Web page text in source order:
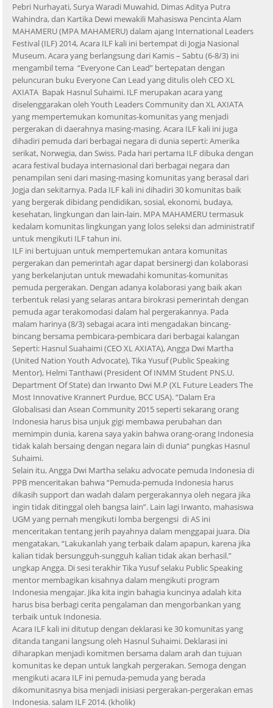
Pebri Nurhayati, Surya Waradi Muwahid, Dimas Aditya Putra
Wahindra, dan Kartika Dewi mewakili Mahasiswa Pencinta Alam
MAHAMERU (MPA MAHAMERU) dalam ajang International Leaders
Festival (ILF) 2014, Acara ILF kali ini bertempat di Jogja Nasional
Museum. Acara yang berlangsung dari Kamis – Sabtu (6-8/3) ini
mengambil tema “Everyone Can Lead” bertepatan dengan
peluncuran buku Everyone Can Lead yang ditulis oleh CEO XL
AXIATA Bapak Hasnul Suhaimi. ILF merupakan acara yang
diselenggarakan oleh Youth Leaders Community dan XL AXIATA
yang mempertemukan komunitas-komunitas yang menjadi
pergerakan di daerahnya masing-masing. Acara ILF kali ini juga
dihadiri pemuda dari berbagai negara di dunia seperti: Amerika
serikat, Norwegia, dan Swiss. Pada hari pertama ILF dibuka dengan
acara festival budaya internasional dari berbagai negara dan
penampilan seni dari masing-masing komunitas yang berasal dari
Jogja dan sekitarnya. Pada ILF kali ini dihadiri 30 komunitas baik
yang bergerak dibidang pendidikan, sosial, ekonomi, budaya,
kesehatan, lingkungan dan lain-lain. MPA MAHAMERU termasuk
kedalam komunitas lingkungan yang lolos seleksi dan administratif
untuk mengikuti ILF tahun ini.
ILF ini bertujuan untuk mempertemukan antara komunitas
pergerakan dan pemerintah agar dapat bersinergi dan kolaborasi
yang berkelanjutan untuk mewadahi komunitas-komunitas
pemuda pergerakan. Dengan adanya kolaborasi yang baik akan
terbentuk relasi yang selaras antara birokrasi pemerintah dengan
pemuda agar terakomodasi dalam hal pergerakannya. Pada
malam harinya (8/3) sebagai acara inti mengadakan bincang-
bincang bersama pembicara-pembicara dari berbagai kalangan
Seperti: Hasnul Suahaimi (CEO XL AXIATA), Angga Dwi Martha
(United Nation Youth Advocate), Tika Yusuf (Public Speaking
Mentor), Helmi Tanthawi (President Of INMM Student PNS.U.
Department Of State) dan Irwanto Dwi M.P (XL Future Leaders The
Most Innovative Krannert Purdue, BCC USA). “Dalam Era
Globalisasi dan Asean Community 2015 seperti sekarang orang
Indonesia harus bisa unjuk gigi membawa perubahan dan
memimpin dunia, karena saya yakin bahwa orang-orang Indonesia
tidak kalah bersaing dengan negara lain di dunia“ pungkas Hasnul
Suhaimi.
Selain itu, Angga Dwi Martha selaku advocate pemuda Indonesia di
PPB menceritakan bahwa “Pemuda-pemuda Indonesia harus
dikasih support dan wadah dalam pergerakannya oleh negara jika
ingin tidak ditinggal oleh bangsa lain”. Lain lagi Irwanto, mahasiswa
UGM yang pernah mengikuti lomba bergengsi di AS ini
menceritakan tentang jerih payahnya dalam menggapai juara. Dia
mengatakan, “Lakukanlah yang terbaik dalam apapun, karena jika
kalian tidak bersungguh-sungguh kalian tidak akan berhasil.”
ungkap Angga. Di sesi terakhir Tika Yusuf selaku Public Speaking
mentor membagikan kisahnya dalam mengikuti program
Indonesia mengajar. Jika kita ingin bahagia kuncinya adalah kita
harus bisa berbagi cerita pengalaman dan mengorbankan yang
terbaik untuk Indonesia.
Acara ILF kali ini ditutup dengan deklarasi ke 30 komunitas yang
ditanda tangani langsung oleh Hasnul Suhaimi. Deklarasi ini
diharapkan menjadi komitmen bersama dalam arah dan tujuan
komunitas ke depan untuk langkah pergerakan. Semoga dengan
mengikuti acara ILF ini pemuda-pemuda yang berada
dikomunitasnya bisa menjadi inisiasi pergerakan-pergerakan emas
Indonesia. salam ILF 2014. (kholik)